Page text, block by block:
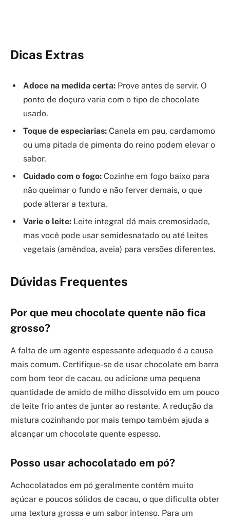
Dicas Extras
Adoce na medida certa: Prove antes de servir. O
ponto de doçura varia com o tipo de chocolate
usado.
Toque de especiarias: Canela em pau, cardamomo
ou uma pitada de pimenta do reino podem elevar o
sabor.
Cuidado com o fogo: Cozinhe em fogo baixo para
não queimar o fundo e não ferver demais, o que
pode alterar a textura.
Varie o leite: Leite integral dá mais cremosidade,
mas você pode usar semidesnatado ou até leites
vegetais (amêndoa, aveia) para versões diferentes.
Dúvidas Frequentes
Por que meu chocolate quente não fica
grosso?
A falta de um agente espessante adequado é a causa
mais comum. Certifique-se de usar chocolate em barra
com bom teor de cacau, ou adicione uma pequena
quantidade de amido de milho dissolvido em um pouco
de leite frio antes de juntar ao restante. A redução da
mistura cozinhando por mais tempo também ajuda a
alcançar um chocolate quente espesso.
Posso usar achocolatado em pó?
Achocolatados em pó geralmente contêm muito
açúcar e poucos sólidos de cacau, o que dificulta obter
uma textura grossa e um sabor intenso. Para um